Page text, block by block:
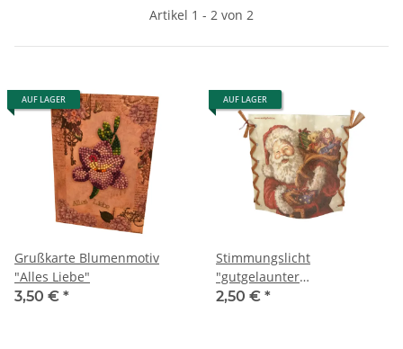
Artikel 1 - 2 von 2
AUF LAGER
Grußkarte Blumenmotiv
"Alles Liebe"
3,50 € *
AUF LAGER
Stimmungslicht
"gutgelaunter
Weihnachtsmann" (altes
2,50 € *